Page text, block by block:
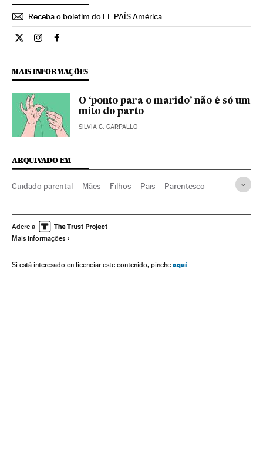
Receba o boletim do EL PAÍS América
Estilo El País Brasil en Twitter
Estilo El País Brasil en Instagram
Estilo El País Brasil en Facebook
MAIS INFORMAÇÕES
O ‘ponto para o marido’ não é só um
mito do parto
SILVIA C. CARPALLO
ARQUIVADO EM
Cuidado parental Mães Filhos Pais Parentesco
Família Feminismo Emprego feminino
Movimentos sociais
Eventos Educação Trabalho Sociedade
Adere a
Mais informações
Si está interesado en licenciar este contenido, pinche aquí